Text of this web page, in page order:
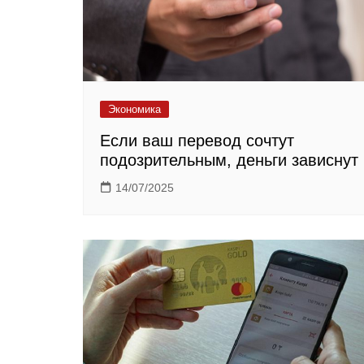
Экономика
Если ваш перевод сочтут
подозрительным, деньги зависнут
14/07/2025